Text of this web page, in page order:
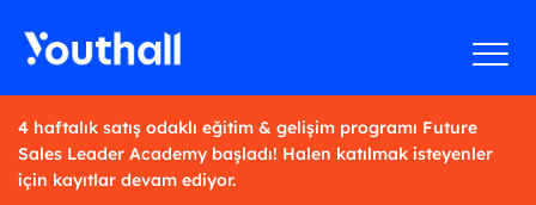
4 haftalık satış odaklı eğitim & gelişim programı Future
Sales Leader Academy başladı! Halen katılmak isteyenler
için kayıtlar devam ediyor.